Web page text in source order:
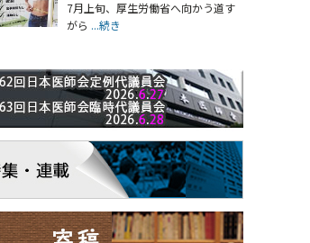
7月上旬、厚生労働省へ向かう道す
がら ...続き